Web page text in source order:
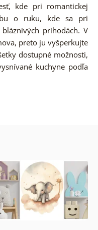
kde pri romantickej
o ruku, kde sa pri
príhodách. V
preto ju vyšperkujte
dostupné možnosti,
kuchyne podľa